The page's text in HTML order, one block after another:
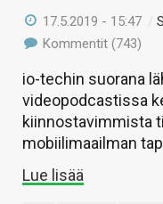
17.5.2019 - 15:47 /
Kommentit (743)
io-techin suorana
videopodcastissa
kiinnostavimmista
mobiilimaailman
Lue lisää